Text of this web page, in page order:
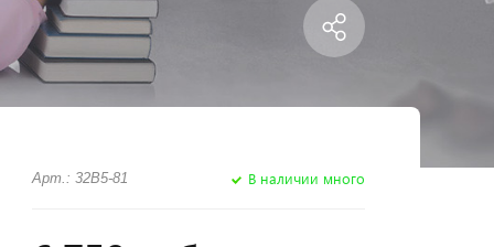
Арт.: 32B5-81 В наличии много